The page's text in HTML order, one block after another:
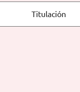
Titulación